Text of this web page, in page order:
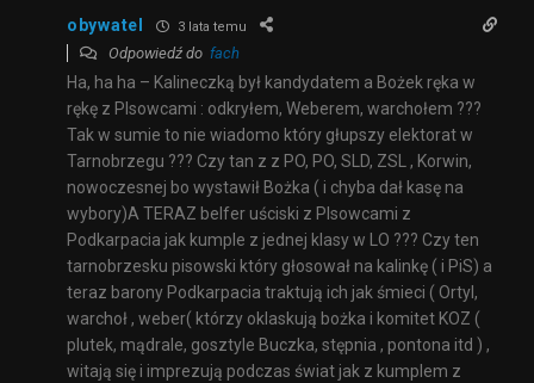
obywatel 3 lata temu
Odpowiedź do fach
Ha, ha ha – Kalineczką był kandydatem a Bożek ręka w
rękę z PIsowcami : odkryłem, Weberem, warchołem ???
Tak w sumie to nie wiadomo który głupszy elektorat w
Tarnobrzegu ??? Czy tan z z PO, PO, SLD, ZSL , Korwin,
nowoczesnej bo wystawił Bożka ( i chyba dał kasę na
wybory)A TERAZ belfer uściski z PIsowcami z
Podkarpacia jak kumple z jednej klasy w LO ??? Czy ten
tarnobrzesku pisowski który głosował na kalinkę ( i PiS) a
teraz barony Podkarpacia traktują ich jak śmieci ( Ortyl,
warchoł , weber( którzy oklaskują bożka i komitet KOZ (
plutek, mądrale, gosztyle Buczka, stępnia , pontona itd ) ,
witają się i imprezują podczas świat jak z kumplem z